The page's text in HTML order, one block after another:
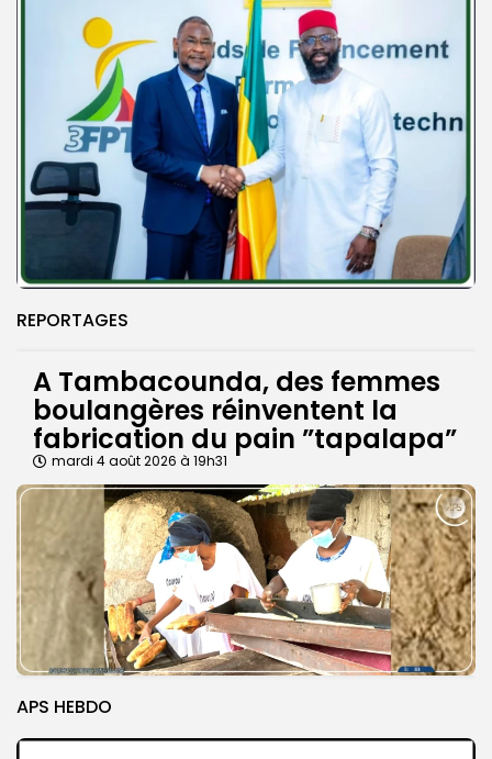
REPORTAGES
A Tambacounda, des femmes
boulangères réinventent la
fabrication du pain ”tapalapa”
mardi 4 août 2026 à 19h31
APS HEBDO